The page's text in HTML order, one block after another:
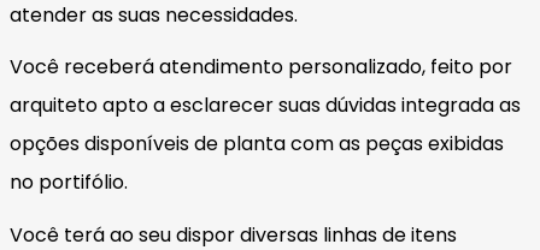
atender as suas necessidades.
Você receberá atendimento personalizado, feito por
arquiteto apto a esclarecer suas dúvidas integrada as
opções disponíveis de planta com as peças exibidas
no portifólio.
Você terá ao seu dispor diversas linhas de itens